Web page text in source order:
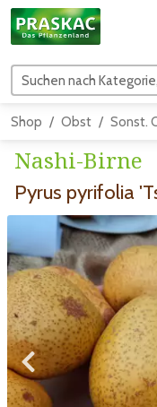
Shop Obst Sonst.
Nashi-Birne
Pyrus pyrifolia
Zum vorigen Bild